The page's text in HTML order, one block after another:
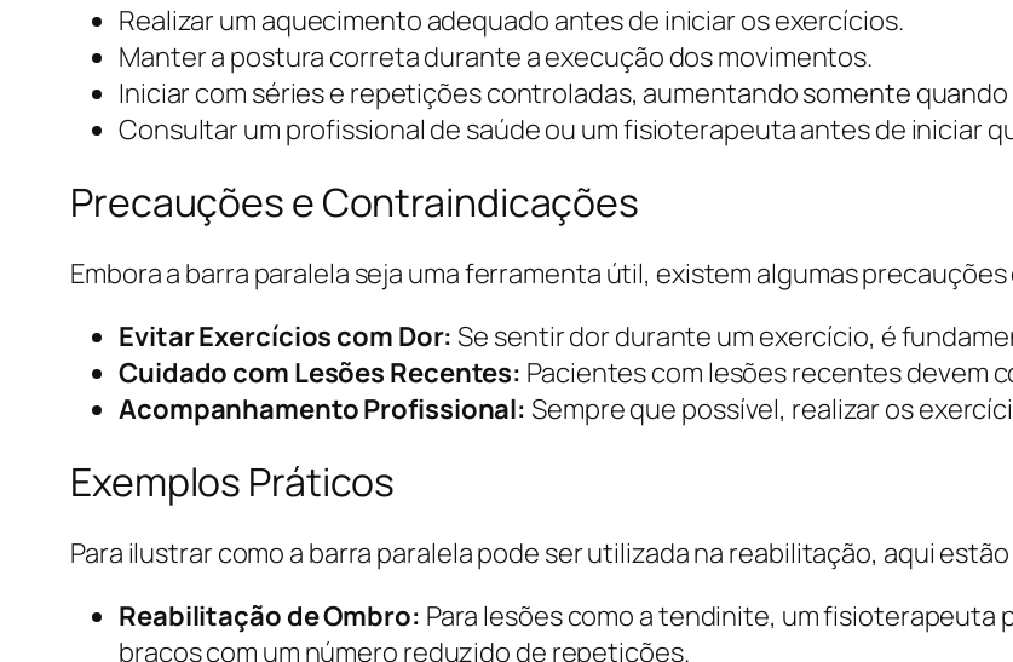
Realizar um aquecimento adequado antes de iniciar os exercícios.
Manter a postura correta durante a execução dos movimentos.
Iniciar com séries e repetições controladas, aumentando somente
Consultar um profissional de saúde ou um fisioterapeuta antes de iniciar
Precauções e Contraindicações
Embora a barra paralela seja uma ferramenta útil, existem algumas
Evitar Exercícios com Dor: Se sentir dor durante um exercício, é
Cuidado com Lesões Recentes: Pacientes com lesões recentes devem
Acompanhamento Profissional: Sempre que possível, realizar os
Exemplos Práticos
Para ilustrar como a barra paralela pode ser utilizada na reabilitação, aqui
Reabilitação de Ombro: Para lesões como a tendinite, um
braços com um número reduzido de repetições.